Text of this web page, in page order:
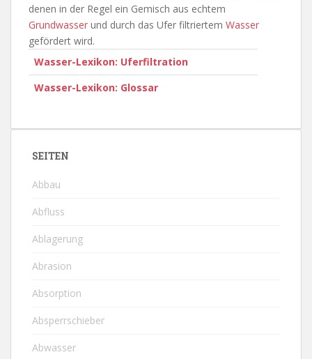
denen in der Regel ein Gemisch aus echtem
Grundwasser und durch das Ufer filtriertem Wasser
gefördert wird.
Wasser-Lexikon: Uferfiltration
Wasser-Lexikon: Glossar
SEITEN
Abbau
Abfluss
Ablagerung
Abrasion
Absorption
Absperrschieber
Abwasser